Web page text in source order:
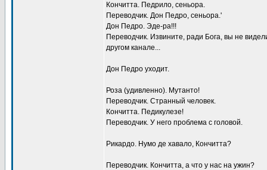
Кончитта. Педрило, сеньора.
Переводчик. Дон Педро, сеньора.'
Дон Педро. Эде-ра!!!
Переводчик. Извините, ради Бога, вы не
другом канале...
Дон Педро уходит.
Роза (удивленно). Мутанто!
Переводчик. Странный человек.
Кончитта. Педикулезе!
Переводчик. У него проблема с головой.
Рикардо. Hумо де хавало, Кончитта?
Переводчик. Кончитта, а что у нас на ужин?